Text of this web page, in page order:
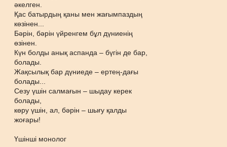
әкелген.
Қас батырдың қаны мен жағымпаздың
көзінен...
Бәрін, бәрін үйренгем бұл дүниенің
өзінен.
Күн болды анық аспанда – бүгін де бар,
болады.
Жақсылық бар дүниеде – ертең-дағы
болады...
Сезу үшін салмағын – шыдау керек
болады,
көру үшін, ал, бәрін – шығу қалды
жоғары!
Үшінші монолог